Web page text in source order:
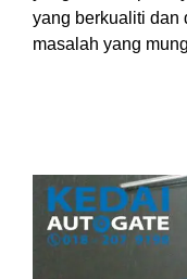
yang berkualiti dan
masalah yang